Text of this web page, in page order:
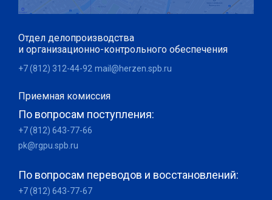
Отдел делопроизводства
и организационно-контрольного обеспечения
+7 (812) 312-44-92 mail@herzen.spb.ru
Приемная комиссия
По вопросам поступления:
+7 (812) 643-77-66
pk@rgpu.spb.ru
По вопросам переводов и восстановлений:
+7 (812) 643-77-67